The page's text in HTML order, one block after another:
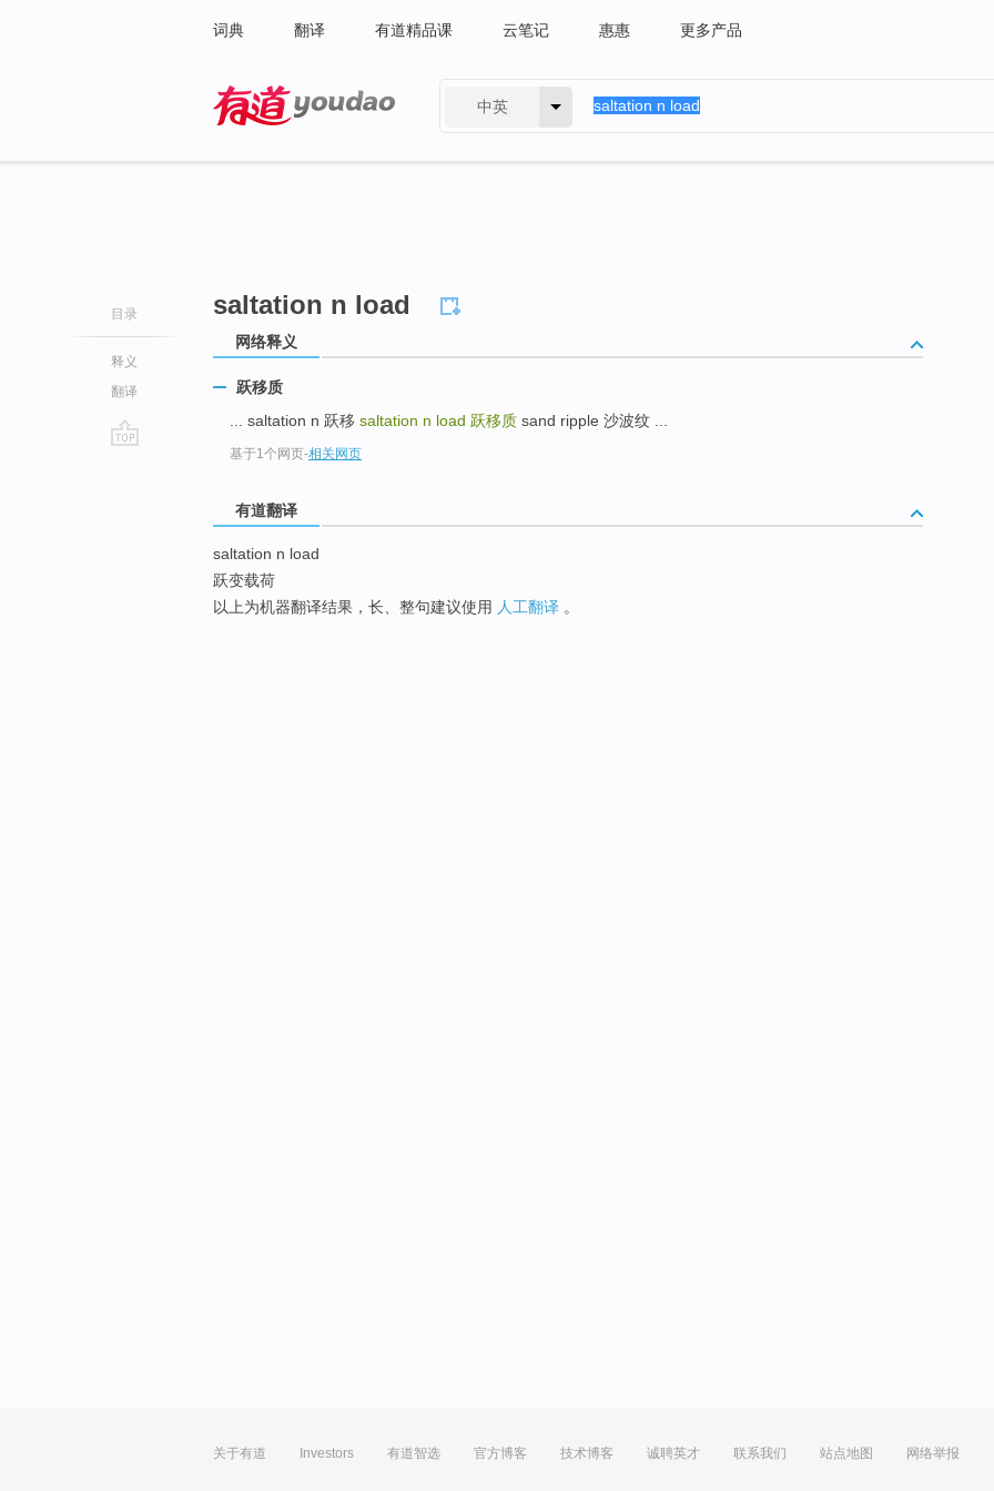
词典 翻译 有道精品课 云笔记 惠惠 更多产品
中英
目录
释义
翻译
saltation n load
网络释义
跃移质
... saltation n 跃移 saltation n load 跃移质 sand ripple 沙波纹 ...
基于1个网页-相关网页
有道翻译
saltation n load
跃变载荷
以上为机器翻译结果，长、整句建议使用 人工翻译 。
关于有道 Investors 有道智选 官方博客 技术博客 诚聘英才 联系我们 站点地图 网络举报